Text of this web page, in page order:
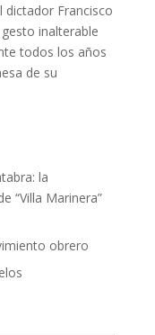
dictador Francisco
inalterable
todos los años
de su
la
“Villa Marinera”
obrero